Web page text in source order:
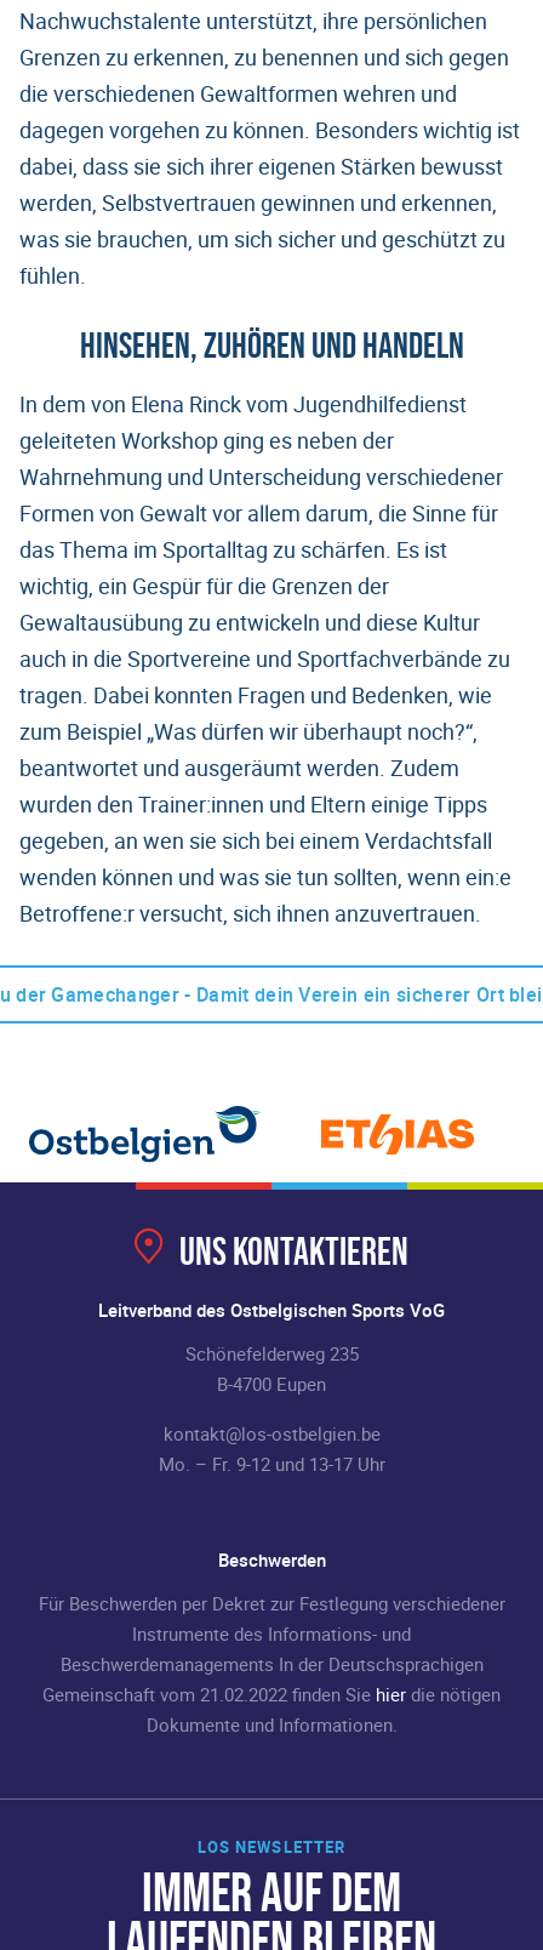
Nachwuchstalente unterstützt, ihre persönlichen
Grenzen zu erkennen, zu benennen und sich gegen
die verschiedenen Gewaltformen wehren und
dagegen vorgehen zu können. Besonders wichtig ist
dabei, dass sie sich ihrer eigenen Stärken bewusst
werden, Selbstvertrauen gewinnen und erkennen,
was sie brauchen, um sich sicher und geschützt zu
fühlen.
Hinsehen, Zuhören und Handeln
In dem von Elena Rinck vom Jugendhilfedienst
geleiteten Workshop ging es neben der
Wahrnehmung und Unterscheidung verschiedener
Formen von Gewalt vor allem darum, die Sinne für
das Thema im Sportalltag zu schärfen. Es ist
wichtig, ein Gespür für die Grenzen der
Gewaltausübung zu entwickeln und diese Kultur
auch in die Sportvereine und Sportfachverbände zu
tragen. Dabei konnten Fragen und Bedenken, wie
zum Beispiel „Was dürfen wir überhaupt noch?“,
beantwortet und ausgeräumt werden. Zudem
wurden den Trainer:innen und Eltern einige Tipps
gegeben, an wen sie sich bei einem Verdachtsfall
wenden können und was sie tun sollten, wenn ein:e
Betroffene:r versucht, sich ihnen anzuvertrauen.
der Gamechanger - Damit dein Verein ein sicherer Ort
LOS NEWSLETTER
IMMER AUF DEM
Uns kontaktieren
Leitverband des Ostbelgischen Sports VoG
Schönefelderweg 235
B-4700 Eupen
kontakt@los-ostbelgien.be
Mo. – Fr. 9-12 und 13-17 Uhr
Beschwerden
Für Beschwerden per Dekret zur Festlegung verschiedener
Instrumente des Informations- und
Beschwerdemanagements In der Deutschsprachigen
Gemeinschaft vom 21.02.2022 finden Sie hier die nötigen
Dokumente und Informationen.